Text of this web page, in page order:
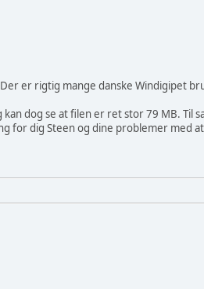
er rigtig mange danske Windigipet
dog se at filen er ret stor 79 MB. Til
for dig Steen og dine problemer med